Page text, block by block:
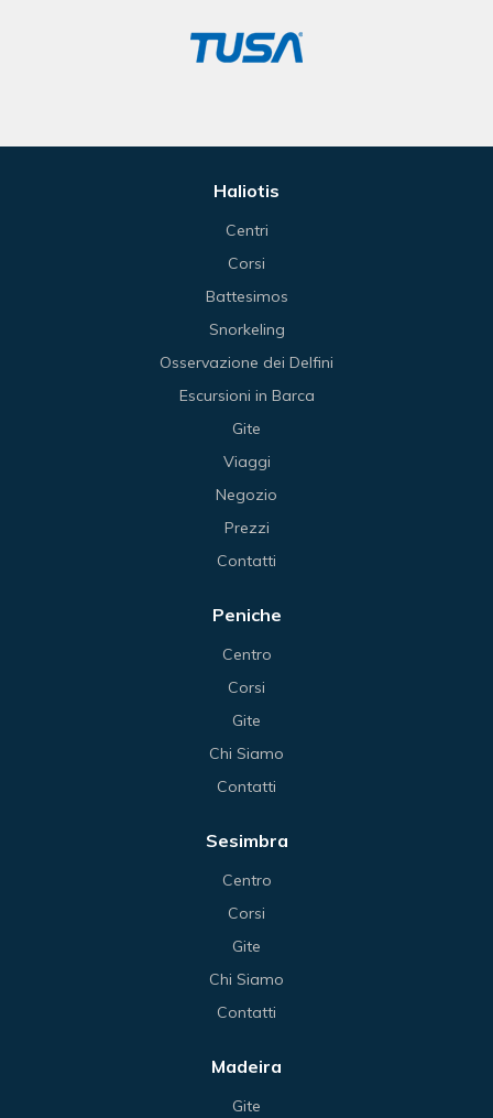
Haliotis
Centri
Corsi
Battesimos
Snorkeling
Osservazione dei Delfini
Escursioni in Barca
Gite
Viaggi
Negozio
Prezzi
Contatti
Peniche
Centro
Corsi
Gite
Chi Siamo
Contatti
Sesimbra
Centro
Corsi
Gite
Chi Siamo
Contatti
Madeira
Gite